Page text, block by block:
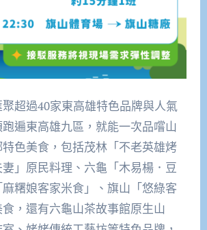
超過40家東高雄特色品牌與人氣
遍東高雄九區，就能一次品嚐山
色美食，包括茂林「不老英雄烤
」原民料理、六龜「木易楊．豆
糬娘客家米食」、旗山「悠綠客
，還有六龜山茶故事館原生山